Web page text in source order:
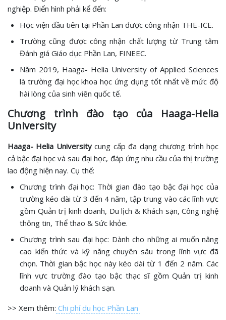
nghiệp. Điển hình phải kể đến:
Học viện đầu tiên tại Phần Lan được công nhận THE-ICE.
Trường cũng được công nhận chất lượng từ Trung tâm
Đánh giá Giáo dục Phần Lan, FINEEC.
Năm 2019, Haaga- Helia University of Applied Sciences
là trường đại học khoa học ứng dụng tốt nhất về mức độ
hài lòng của sinh viên quốc tế.
Chương trình đào tạo của Haaga-Helia
University
Haaga- Helia Universitycung cấp đa dạng chương trình học
cả bậc đại học và sau đại học, đáp ứng nhu cầu của thị trường
lao động hiện nay. Cụ thể:
Chương trình đại học: Thời gian đào tạo bậc đại học của
trường kéo dài từ 3 đến 4 năm, tập trung vào các lĩnh vực
gồm Quản trị kinh doanh, Du lịch & Khách sạn, Công nghệ
thông tin, Thể thao & Sức khỏe.
Chương trình sau đại học: Dành cho những ai muốn nâng
cao kiến thức và kỹ năng chuyên sâu trong lĩnh vực đã
chọn. Thời gian bậc học này kéo dài từ 1 đến 2 năm. Các
lĩnh vực trường đào tạo bậc thạc sĩ gồm Quản trị kinh
doanh và Quản lý khách sạn.
>> Xem thêm: Chi phí du học Phần Lan